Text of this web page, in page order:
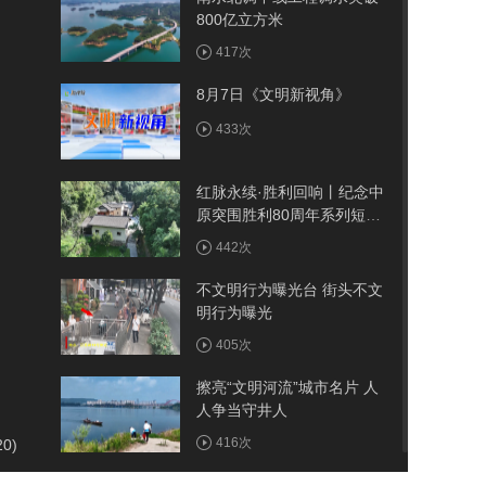
800亿立方米
417次
8月7日《文明新视角》
433次
红脉永续·胜利回响丨纪念中
原突围胜利80周年系列短视
频——古院
442次
不文明行为曝光台 街头不文
明行为曝光
405次
擦亮“文明河流”城市名片 人
人争当守井人
416次